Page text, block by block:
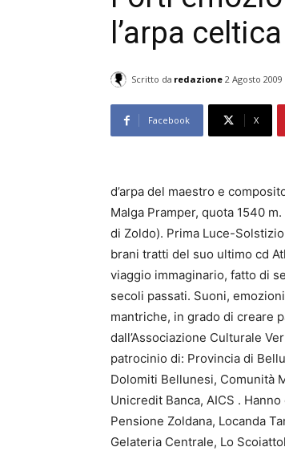
l’arpa
Scritto da redazione 2 Agosto 2009
Facebook X
d’arpa del maestro e
Malga Pramper, quota 1540
di Zoldo). Prima Luce-
brani tratti del suo ultimo cd
viaggio immaginario, fatto di
secoli passati. Suoni,
mantriche, in grado di creare
dall’Associazione Culturale
patrocinio di: Provincia di
Dolomiti Bellunesi, Comunità
Unicredit Banca, AICS .
Pensione Zoldana, Locanda
Gelateria Centrale, Lo